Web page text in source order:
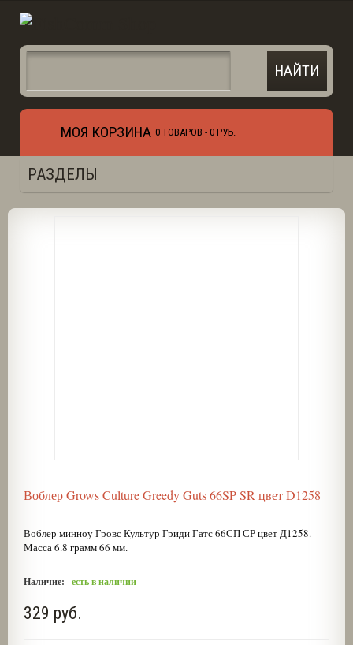
МОЯ КОРЗИНА 0 ТОВАРОВ - 0 РУБ.
РАЗДЕЛЫ
Воблер Grows Culture Greedy Guts 66SP SR цвет D1258
Воблер минноуГровс Культур Гриди Гатс66СП СР цвет Д1258.
Масса 6.8 грамм 66 мм.
Наличие: есть в наличии
329 руб.